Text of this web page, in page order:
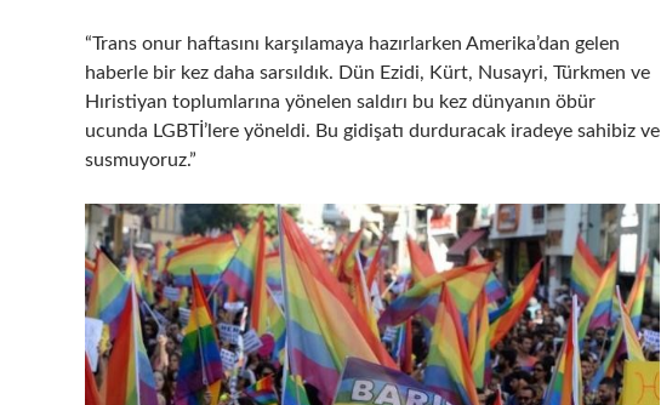
“Trans onur haftasını karşılamaya hazırlarken Amerika’dan gelen
haberle bir kez daha sarsıldık. Dün Ezidi, Kürt, Nusayri, Türkmen ve
Hıristiyan toplumlarına yönelen saldırı bu kez dünyanın öbür
ucunda LGBTİ’lere yöneldi. Bu gidişatı durduracak iradeye sahibiz ve
susmuyoruz.”